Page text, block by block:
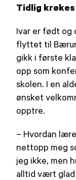
Tidlig krøkes
Ivar er født og
flyttet til
gikk i første
opp som
skolen. I en
ønsket
opptre.
– Hvordan
nettopp meg
jeg ikke, men
alltid vært